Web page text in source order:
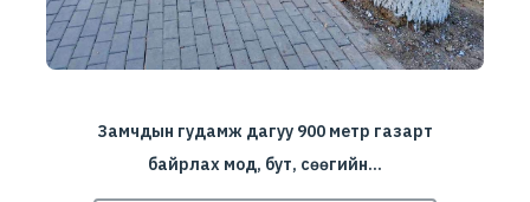
Замчдын гудамж дагуу 900 метр газарт
байрлах мод, бут, сөөгийн...